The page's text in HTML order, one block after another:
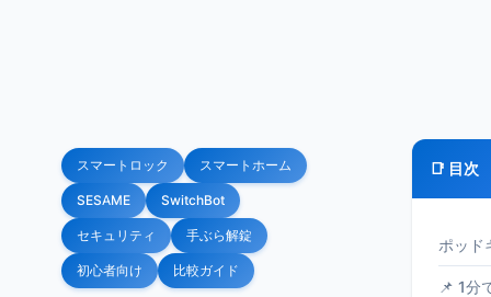
スマートロック スマートホーム
SESAME SwitchBot
セキュリティ 手ぶら解錠
初心者向け 比較ガイド
📑 目次
ポッド
📌 1分